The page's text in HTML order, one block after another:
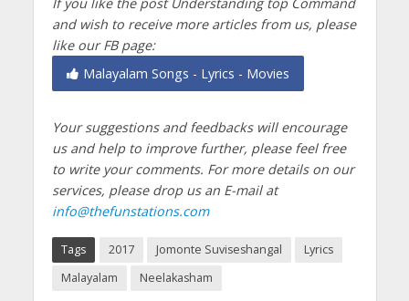
and wish to receive more articles from us, please
like our FB page:
Malayalam Songs - Lyrics - Movies
Your suggestions and feedbacks will encourage
us and help to improve further, please feel free
to write your comments. For more details on our
services, please drop us an E-mail at
info@thefunstations.com
Tags 2017 Jomonte Suviseshangal
Lyrics
Malayalam
Neelakasham